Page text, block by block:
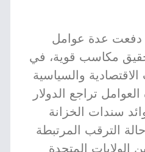
دفعت عدة عوامل
مكاسب قوية، في
والسياسية
تراجع الدولار
سندات الخزانة
الترقب المرتبطة
الولايات المتحدة